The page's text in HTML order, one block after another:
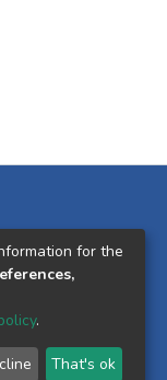
for the
.
That's ok